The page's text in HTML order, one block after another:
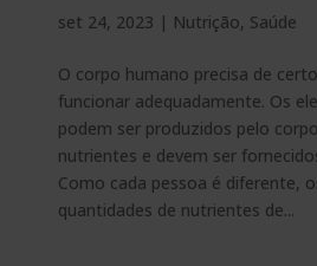
set 24, 2023 | Nutrição, Saúde
O corpo humano precisa de
funcionar adequadamente. Os
podem ser produzidos pelo
nutrientes e devem ser
Como cada pessoa é diferente,
quantidades de nutrientes de...